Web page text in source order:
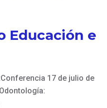
Educación e
17 de julio de